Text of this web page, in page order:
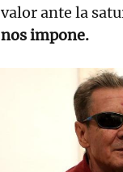
valor ante la
nos impone.